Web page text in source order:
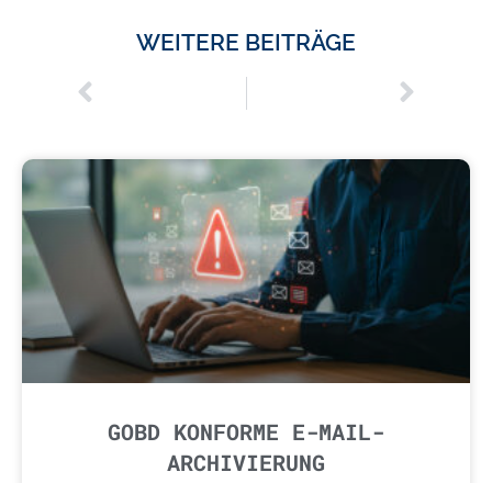
WEITERE BEITRÄGE
GOBD KONFORME E-MAIL-
ARCHIVIERUNG